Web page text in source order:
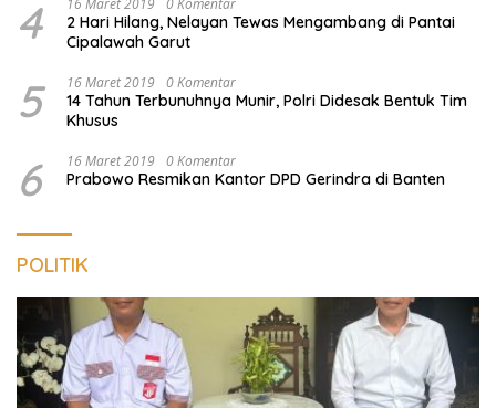
4 16 Maret 2019 0 Komentar
2 Hari Hilang, Nelayan Tewas Mengambang di Pantai
Cipalawah Garut
5 16 Maret 2019 0 Komentar
14 Tahun Terbunuhnya Munir, Polri Didesak Bentuk Tim
Khusus
6 16 Maret 2019 0 Komentar
Prabowo Resmikan Kantor DPD Gerindra di Banten
POLITIK